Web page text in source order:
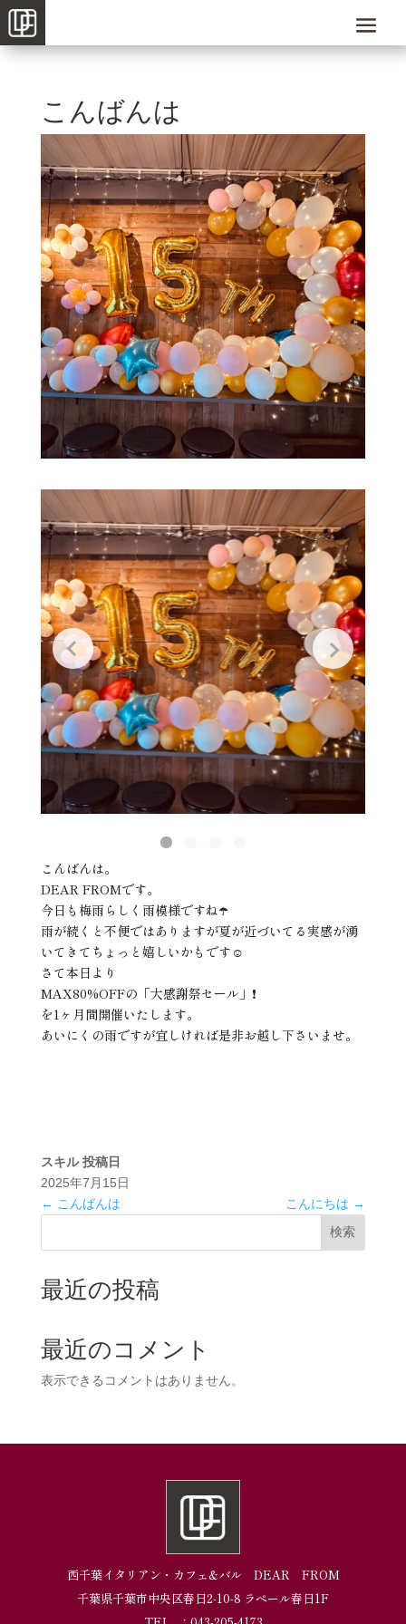
こんばんは
こんばんは。
DEAR FROMです。
今日も梅雨らしく雨模様ですね☂️
雨が続くと不便ではありますが夏が近づいてる実感が湧
いてきてちょっと嬉しいかもです☺️
さて本日より
MAX80%OFFの「大感謝祭セール」❗️
を1ヶ月間開催いたします。
あいにくの雨ですが宜しければ是非お越し下さいませ。
スキル 投稿日
2025年7月15日
← こんばんは こんにちは →
検索
最近の投稿
最近のコメント
表示できるコメントはありません。
西千葉イタリアン・カフェ&バル DEAR FROM
千葉県千葉市中央区春日2-10-8 ラペール春日1F